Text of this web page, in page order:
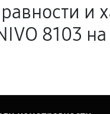
и
8103